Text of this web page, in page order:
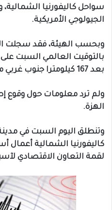
سواحل كاليفورنيا
الجيولوجي الأمريكية.
بعد 167 كيلومترا جنوب غربي مدينة فيرندايل.
ولم ترد معلومات حول وقوع
الهزة.
وتنطلق اليوم السبت في
كاليفورنيا الشمالية أعمال
لقمة التعاون الاقتصادي